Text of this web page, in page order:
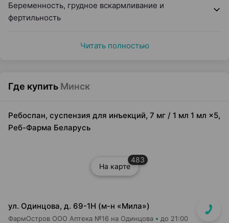
Беременность, грудное вскармливание и
фертильность
Читать полностью
Где купить Минск
Ребоспан, суспензия для инъекций, 7 мг / 1 мл 1 мл ×5,
Реб-Фарма Беларусь
На карте
483
ул. Одинцова, д. 69-1Н (м-н «Мила»)
ФармОстров ООО Аптека №16 на Одинцова до 21:00